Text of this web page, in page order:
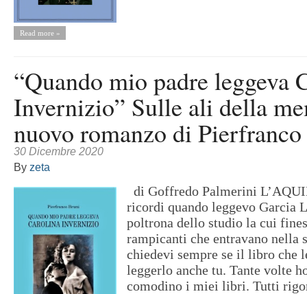
Read more »
“Quando mio padre leggeva
Invernizio” Sulle ali della
nuovo romanzo di
30 Dicembre 2020
By zeta
di Goffredo Palmerini
ricordi quando leggevo Garcia
poltrona dello studio la cui
rampicanti che entravano nella
chiedevi sempre se il libro che
leggerlo anche tu. Tante volte
comodino i miei libri. Tutti